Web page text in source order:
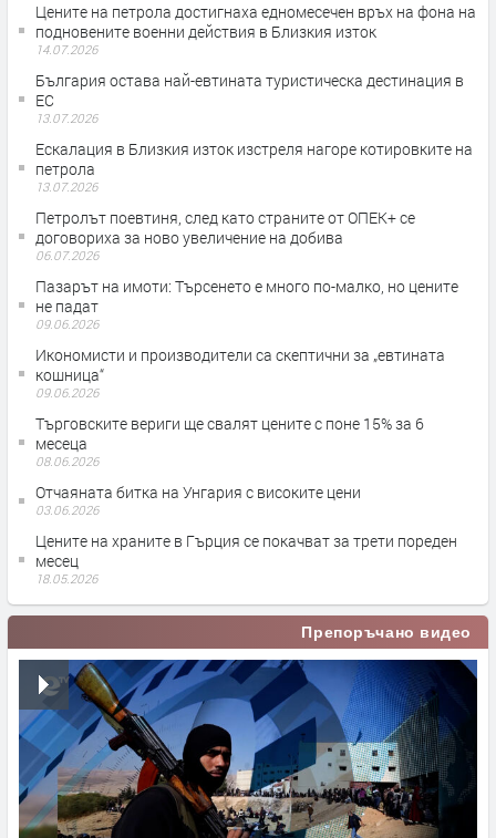
Цените на петрола достигнаха едномесечен връх на фона на
подновените военни действия в Близкия изток
14.07.2026
България остава най-евтината туристическа дестинация в
ЕС
13.07.2026
Ескалация в Близкия изток изстреля нагоре котировките на
петрола
13.07.2026
Петролът поевтиня, след като страните от ОПЕК+ се
договориха за ново увеличение на добива
06.07.2026
Пазарът на имоти: Търсенето е много по-малко, но цените
не падат
09.06.2026
Икономисти и производители са скептични за „евтината
кошница“
09.06.2026
Търговските вериги ще свалят цените с поне 15% за 6
месеца
08.06.2026
Отчаяната битка на Унгария с високите цени
03.06.2026
Цените на храните в Гърция се покачват за трети пореден
месец
18.05.2026
Препоръчано видео